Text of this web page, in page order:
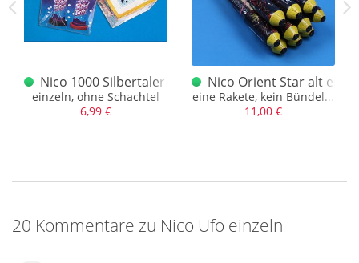
Nico 1000 Silbertaler (selten) einzeln
einzeln, ohne Schachtel
6,99 €
Nico Orient Star alt
eine Rakete, kein Bündel...
11,00 €
20 Kommentare zu Nico Ufo einzeln